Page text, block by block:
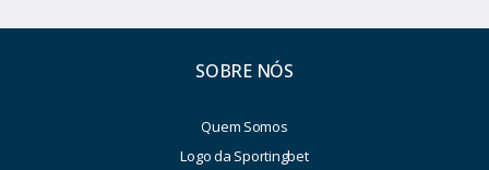
SOBRE NÓS
Quem Somos
Logo da Sportingbet